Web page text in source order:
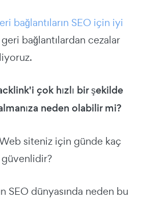
bağlantıların SEO için iyi
bağlantılardan cezalar
çok hızlı bir şekilde
neden olabilir mi?
siteniz için günde kaç
güvenlidir?
SEO dünyasında neden bu